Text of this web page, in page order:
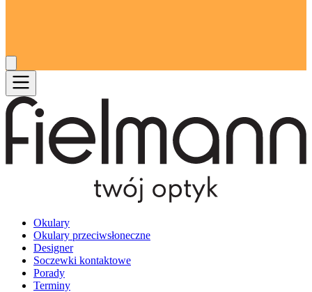
Okulary
Okulary przeciwsłoneczne
Designer
Soczewki kontaktowe
Porady
Terminy